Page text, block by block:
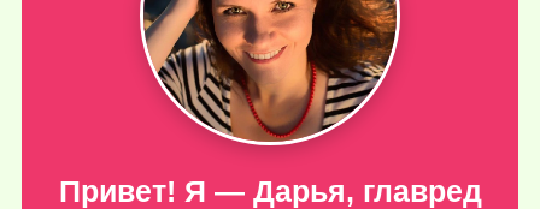
Привет! Я — Дарья, главред